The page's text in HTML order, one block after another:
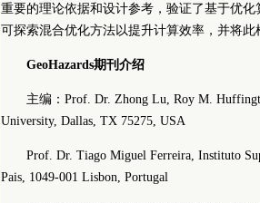
重要的理论依据和设计参考，验证了基于优
可探索混合优化方法以提升计算效率，并将
GeoHazards期刊介绍
主编：Prof. Dr. Zhong Lu, Roy M.
University, Dallas, TX 75275, USA
Prof. Dr. Tiago Miguel Ferreira, Instituto
Pais, 1049-001 Lisbon, Portugal